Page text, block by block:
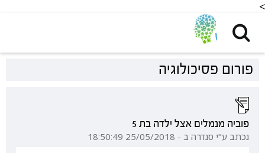
<
פורום פסיכולוגיה
פוביה מנמלים אצל ילדה בת 5
נכתב ע"י סנדרה ב - 25/05/2018 18:50:49